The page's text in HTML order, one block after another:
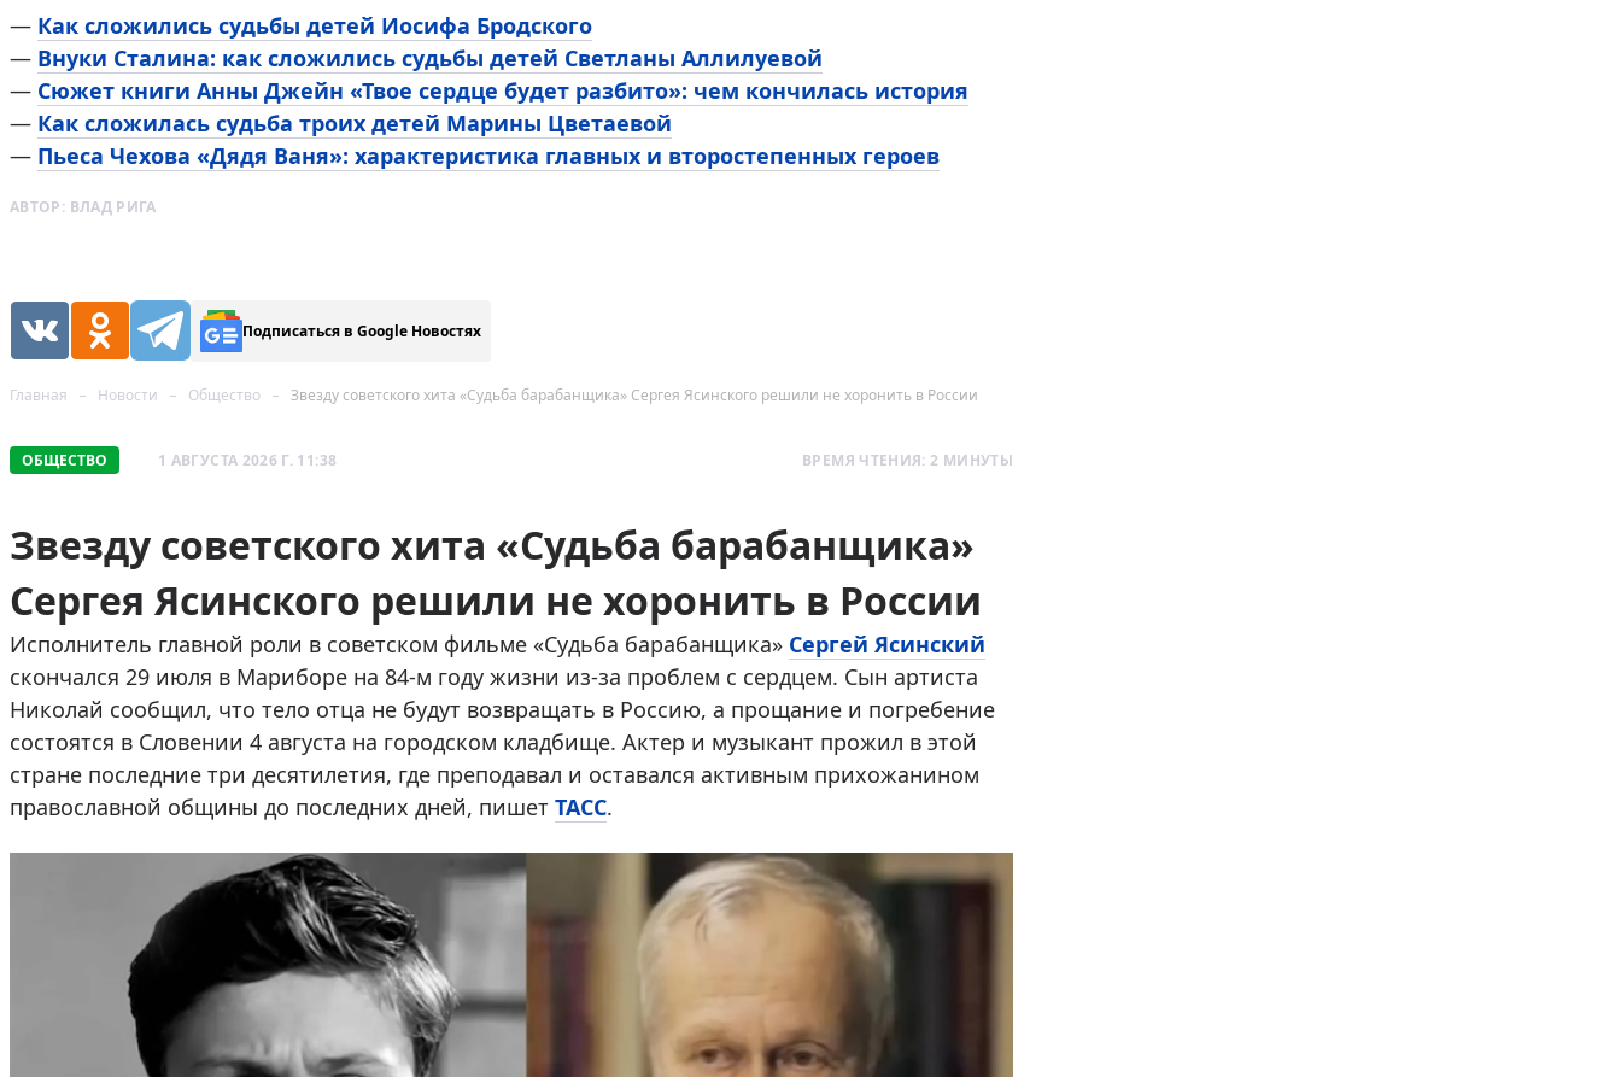
— Как сложились судьбы детей Иосифа Бродского
— Внуки Сталина: как сложились судьбы детей Светланы Аллилуевой
— Сюжет книги Анны Джейн «Твое сердце будет разбито»: чем кончилась история
— Как сложилась судьба троих детей Марины Цветаевой
— Пьеса Чехова «Дядя Ваня»: характеристика главных и второстепенных героев
АВТОР: ВЛАД РИГА
Подписаться в Google Новостях
Главная Новости Общество Звезду советского хита «Судьба барабанщика» Сергея Ясинского решили не хоронить в России
ОБЩЕСТВО 1 АВГУСТА 2026 Г. 11:38 ВРЕМЯ ЧТЕНИЯ: 2 МИНУТЫ
Звезду советского хита «Судьба барабанщика»
Сергея Ясинского решили не хоронить в России
Исполнитель главной роли в советском фильме «Судьба барабанщика» Сергей Ясинский
скончался 29 июля в Мариборе на 84-м году жизни из-за проблем с сердцем. Сын артиста
Николай сообщил, что тело отца не будут возвращать в Россию, а прощание и погребение
состоятся в Словении 4 августа на городском кладбище. Актер и музыкант прожил в этой
стране последние три десятилетия, где преподавал и оставался активным прихожанином
православной общины до последних дней, пишет ТАСС.